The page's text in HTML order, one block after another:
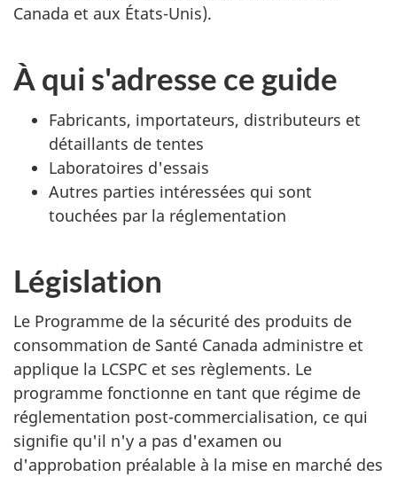
Canada et aux États-Unis).
À qui s'adresse ce guide
Fabricants, importateurs, distributeurs et
détaillants de tentes
Laboratoires d'essais
Autres parties intéressées qui sont
touchées par la réglementation
Législation
Le Programme de la sécurité des produits de
consommation de Santé Canada administre et
applique la LCSPC et ses règlements. Le
programme fonctionne en tant que régime de
réglementation post-commercialisation, ce qui
signifie qu'il n'y a pas d'examen ou
d'approbation préalable à la mise en marché des